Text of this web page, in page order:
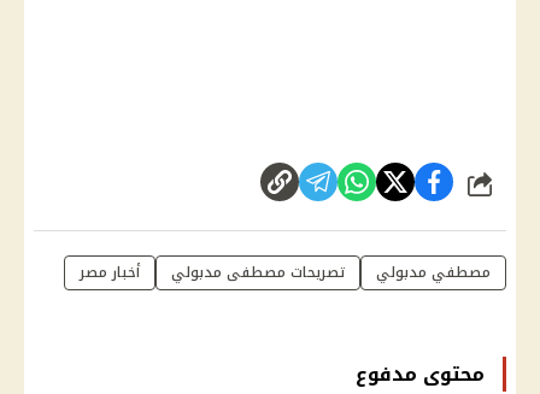
شارك
مصطفي مدبولي تصريحات مصطفى مدبولي أخبار مصر
محتوى مدفوع